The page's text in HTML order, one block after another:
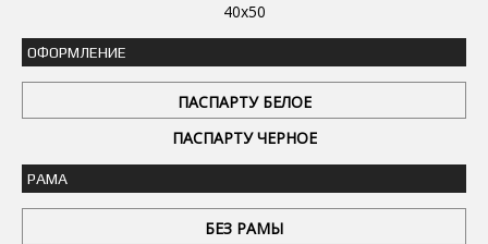
40x50
ОФОРМЛЕНИЕ
ПАСПАРТУ БЕЛОЕ
ПАСПАРТУ ЧЕРНОЕ
РАМА
БЕЗ РАМЫ